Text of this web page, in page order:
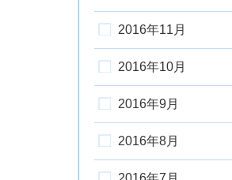
2016年11月
2016年10月
2016年9月
2016年8月